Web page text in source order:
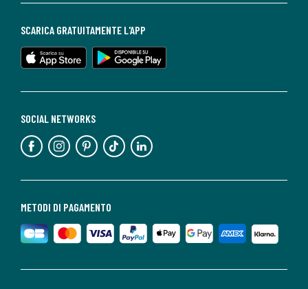
METODI DI PAGAMENTO
SOCIAL NETWORKS
SCARICA GRATUITAMENTE L'APP